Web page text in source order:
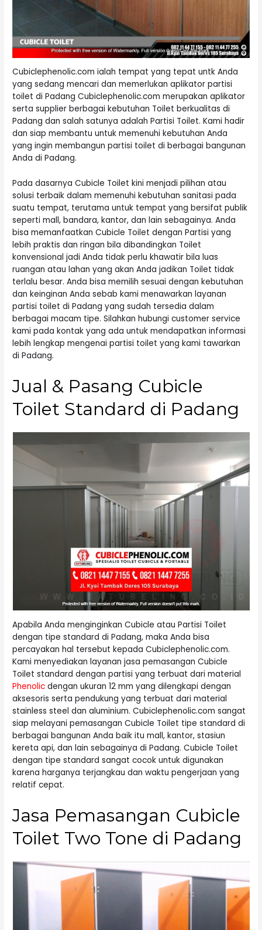
Cubiclephenolic.com ialah tempat yang tepat untk Anda
yang sedang mencari dan memerlukan aplikator partisi
toilet di Padang Cubiclephenolic.com merupakan aplikator
serta supplier berbagai kebutuhan Toilet berkualitas di
Padang dan salah satunya adalah Partisi Toilet. Kami hadir
dan siap membantu untuk memenuhi kebutuhan Anda
yang ingin membangun partisi toilet di berbagai bangunan
Anda di Padang.
Pada dasarnya Cubicle Toilet kini menjadi pilihan atau
solusi terbaik dalam memenuhi kebutuhan sanitasi pada
suatu tempat, terutama untuk tempat yang bersifat publik
seperti mall, bandara, kantor, dan lain sebagainya. Anda
bisa memanfaatkan Cubicle Toilet dengan Partisi yang
lebih praktis dan ringan bila dibandingkan Toilet
konvensional jadi Anda tidak perlu khawatir bila luas
ruangan atau lahan yang akan Anda jadikan Toilet tidak
terlalu besar. Anda bisa memilih sesuai dengan kebutuhan
dan keinginan Anda sebab kami menawarkan layanan
partisi toilet di Padang yang sudah tersedia dalam
berbagai macam tipe. Silahkan hubungi customer service
kami pada kontak yang ada untuk mendapatkan informasi
lebih lengkap mengenai partisi toilet yang kami tawarkan
di Padang.
Jual & Pasang Cubicle
Toilet Standard di Padang
Apabila Anda menginginkan Cubicle atau Partisi Toilet
dengan tipe standard di Padang, maka Anda bisa
percayakan hal tersebut kepada Cubiclephenolic.com.
Kami menyediakan layanan jasa pemasangan Cubicle
Toilet standard dengan partisi yang terbuat dari material
Phenolic dengan ukuran 12 mm yang dilengkapi dengan
aksesoris serta pendukung yang terbuat dari material
stainless steel dan aluminium. Cubiclephenolic.com sangat
siap melayani pemasangan Cubicle Toilet tipe standard di
berbagai bangunan Anda baik itu mall, kantor, stasiun
kereta api, dan lain sebagainya di Padang. Cubicle Toilet
dengan tipe standard sangat cocok untuk digunakan
karena harganya terjangkau dan waktu pengerjaan yang
relatif cepat.
Jasa Pemasangan Cubicle
Toilet Two Tone di Padang